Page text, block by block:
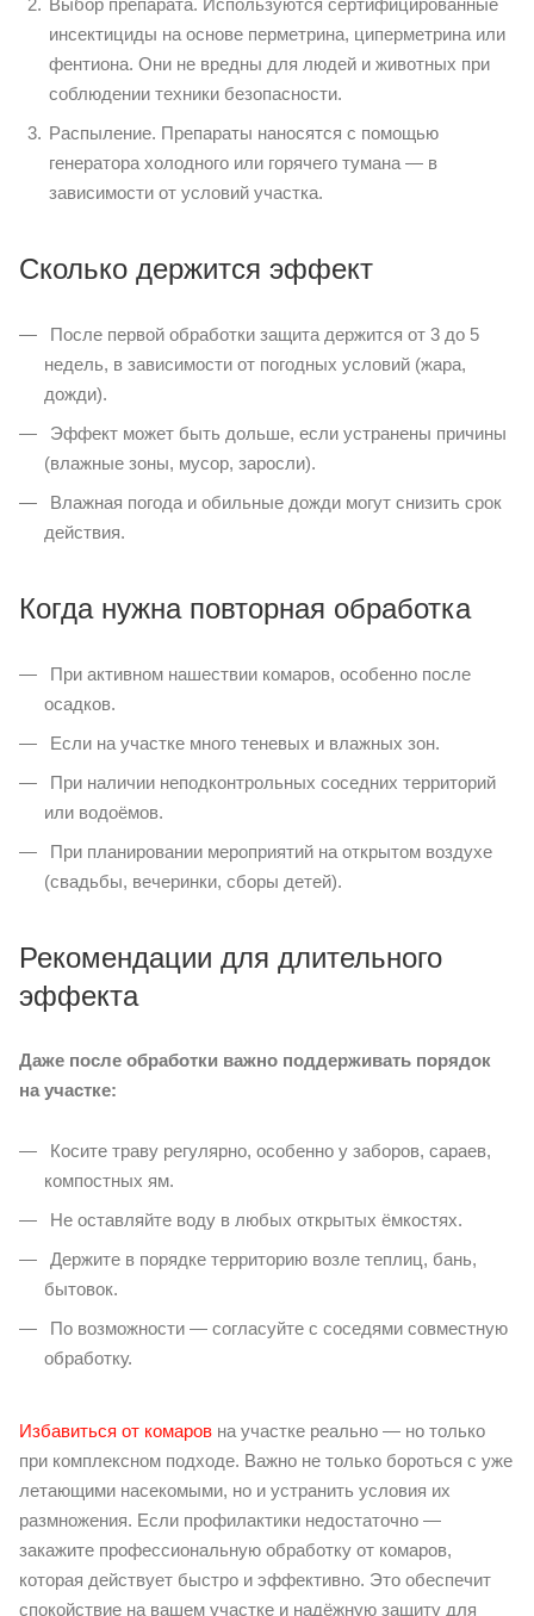
инсектициды на основе перметрина, циперметрина или
фентиона. Они не вредны для людей и животных при
соблюдении техники безопасности.
Распыление. Препараты наносятся с помощью
генератора холодного или горячего тумана — в
зависимости от условий участка.
Сколько держится эффект
После первой обработки защита держится от 3 до 5
недель, в зависимости от погодных условий (жара,
дожди).
Эффект может быть дольше, если устранены причины
(влажные зоны, мусор, заросли).
Влажная погода и обильные дожди могут снизить срок
действия.
Когда нужна повторная обработка
При активном нашествии комаров, особенно после
осадков.
Если на участке много теневых и влажных зон.
При наличии неподконтрольных соседних территорий
или водоёмов.
При планировании мероприятий на открытом воздухе
(свадьбы, вечеринки, сборы детей).
Рекомендации для длительного
эффекта
Даже после обработки важно поддерживать порядок
на участке:
Косите траву регулярно, особенно у заборов, сараев,
компостных ям.
Не оставляйте воду в любых открытых ёмкостях.
Держите в порядке территорию возле теплиц, бань,
бытовок.
По возможности — согласуйте с соседями совместную
обработку.
Избавиться от комаров на участке реально — но только
при комплексном подходе. Важно не только бороться с уже
летающими насекомыми, но и устранить условия их
размножения. Если профилактики недостаточно —
закажите профессиональную обработку от комаров,
которая действует быстро и эффективно. Это обеспечит
спокойствие на вашем участке и надёжную защиту для